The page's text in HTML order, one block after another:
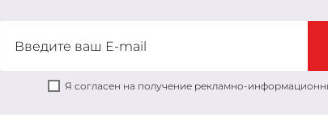
Я согласен на получение рекламно-